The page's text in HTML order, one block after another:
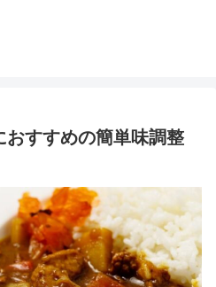
おすすめの簡単味調整